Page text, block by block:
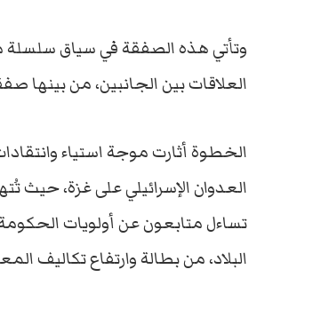
وتأتي هذه الصفقة في سياق سلسلة
العلاقات بين الجانبين، من
الخطوة أثارت موجة استياء
العدوان الإسرائيلي على غزة، حيث
تساءل متابعون عن أولويات
البلاد، من بطالة وارتفاع تكاليف